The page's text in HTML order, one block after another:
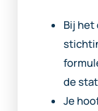
Bij
de
Je